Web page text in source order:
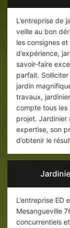
L’entreprise de
veille au bon
les consignes
d’expérience,
savoir-faire
parfait.
jardin
travaux,
compte tous les
projet. Jardinier
expertise, son
d’obtenir le
L’entreprise ED
Mesangueville
concurrentiels